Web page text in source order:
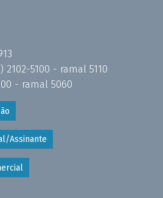
2102-5100 - ramal 5110
- ramal 5060
Assinante